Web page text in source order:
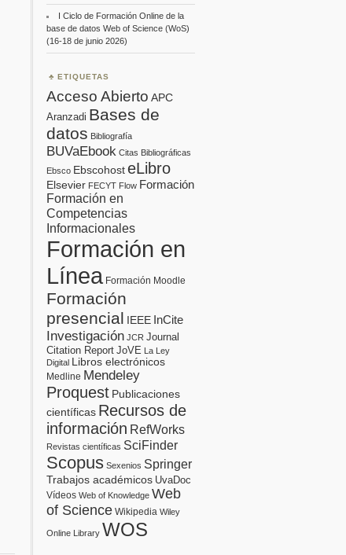
I Ciclo de Formación Online de la
base de datos Web of Science (WoS)
(16-18 de junio 2026)
ETIQUETAS
Acceso Abierto APC
Aranzadi Bases de
datos Bibliografía
BUVaEbook Citas Bibliográficas
Ebsco EbscohosteLibro
Elsevier FECYT Flow Formación
Formación en
Competencias
Informacionales
Formación en
Línea Formación Moodle
Formación
presencial IEEE InCite
Investigación JCR Journal
Citation Report JoVE La Ley
Digital Libros electrónicos
Medline Mendeley
Proquest Publicaciones
científicas Recursos de
información RefWorks
Revistas científicas SciFinder
Scopus Sexenios Springer
Trabajos académicos UvaDoc
Vídeos Web of Knowledge Web
of Science Wikipedia Wiley
Online Library WOS